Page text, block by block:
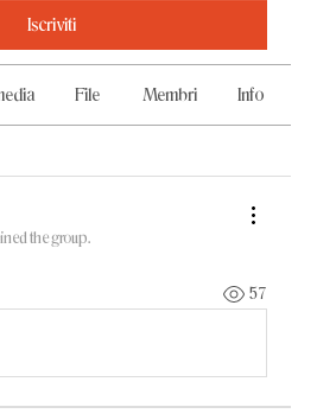
Iscriviti
File Membri Info
the group.
57